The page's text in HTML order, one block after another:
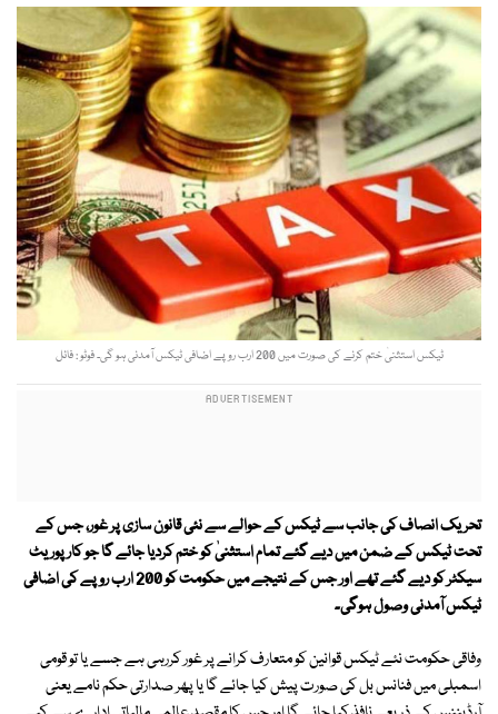
ٹیکس استثنیٰ ختم کرنے کی صورت میں 200 ارب روپے اضافی ٹیکس آمدنی ہو گی۔ فوٹو : فائل
تحریک انصاف کی جانب سے ٹیکس کے حوالے سے نئی قانون سازی پر غور، جس کے
تحت ٹیکس کے ضمن میں دیے گئے تمام استثنیٰ کو ختم کردیا جائے گا جو کارپوریٹ
سیکٹر کو دیے گئے تھے اور جس کے نتیجے میں حکومت کو 200 ارب روپے کی اضافی
ٹیکس آمدنی وصول ہوگی۔
وفاقی حکومت نئے ٹیکس قوانین کو متعارف کرانے پر غور کررہی ہے جسے یا تو قومی
اسمبلی میں فنانس بل کی صورت پیش کیا جائے گا یا پھر صدارتی حکم نامے یعنی